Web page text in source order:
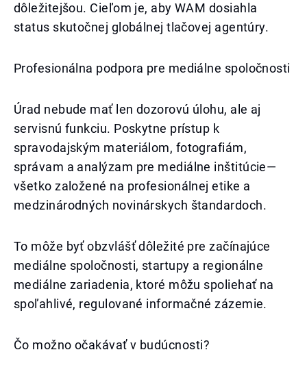
dôležitejšou. Cieľom je, aby WAM dosiahla
status skutočnej globálnej tlačovej agentúry.
Profesionálna podpora pre mediálne spoločnosti
Úrad nebude mať len dozorovú úlohu, ale aj
servisnú funkciu. Poskytne prístup k
spravodajským materiálom, fotografiám,
správam a analýzam pre mediálne inštitúcie—
všetko založené na profesionálnej etike a
medzinárodných novinárskych štandardoch.
To môže byť obzvlášť dôležité pre začínajúce
mediálne spoločnosti, startupy a regionálne
mediálne zariadenia, ktoré môžu spoliehať na
spoľahlivé, regulované informačné zázemie.
Čo možno očakávať v budúcnosti?